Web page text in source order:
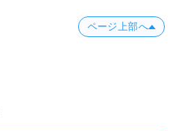
ページ上部へ